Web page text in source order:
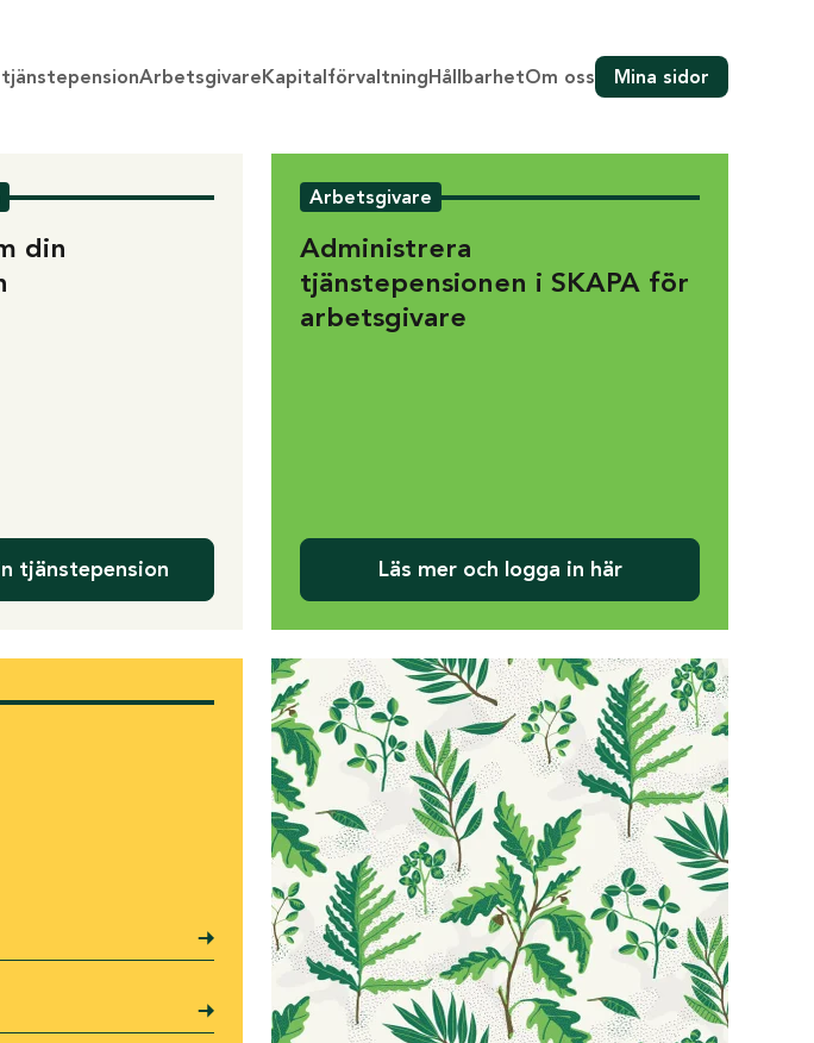
ArbetsgivareKapitalförvaltningHållbarhetOm oss Mina sidor
din
tjänstepension
Arbetsgivare
Administrera
tjänstepensionen i SKAPA för
arbetsgivare
Läs mer och logga in här